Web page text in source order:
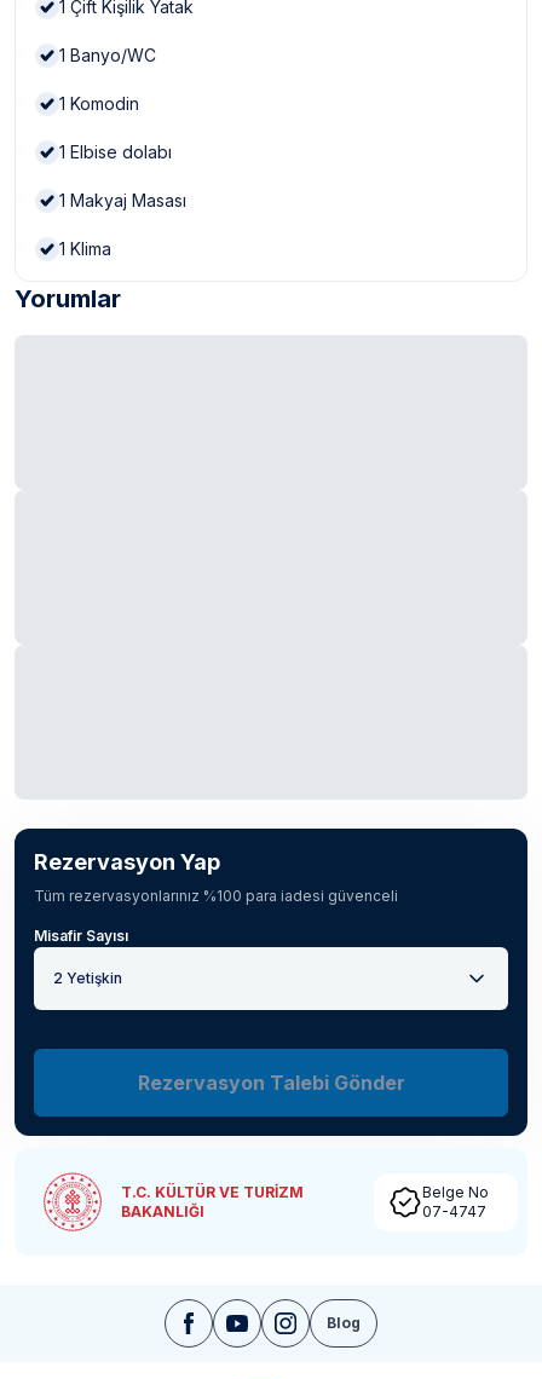
1 Çift Kişilik Yatak
1 Banyo/WC
1 Komodin
1 Elbise dolabı
1 Makyaj Masası
1 Klima
Yorumlar
Rezervasyon Yap
Tüm rezervasyonlarınız %100 para iadesi güvenceli
Misafir Sayısı
2 Yetişkin
Rezervasyon Talebi Gönder
T.C. KÜLTÜR VE TURİZM
BAKANLIĞI
Belge No
07-4747
Blog